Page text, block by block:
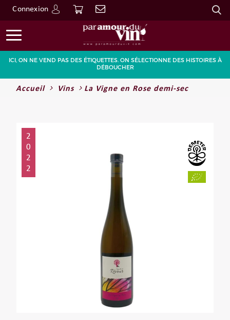
Connexion
Go
ICI, ON NE VEND PAS DES ÉTIQUETTES. ON SÉLECTIONNE DES HISTOIRES À
DÉBOUCHER
Accueil Vins La Vigne en Rose demi-sec
2
0
2
2